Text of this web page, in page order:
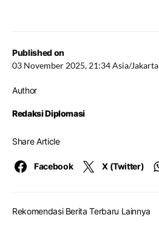
Published on
03 November 2025, 21:34 Asia/Jakarta
Author
Redaksi Diplomasi
Share Article
Facebook X (Twitter)
Rekomendasi Berita Terbaru Lainnya